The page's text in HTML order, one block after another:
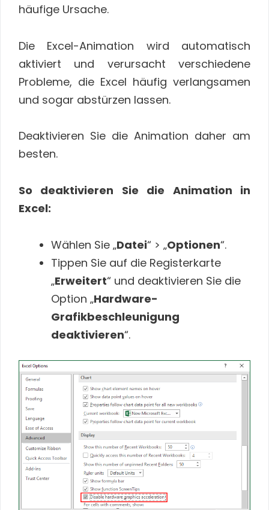
häufige Ursache.
Die Excel-Animation wird automatisch
aktiviert und verursacht verschiedene
Probleme, die Excel häufig verlangsamen
und sogar abstürzen lassen.
Deaktivieren Sie die Animation daher am
besten.
So deaktivieren Sie die Animation in
Excel:
Wählen Sie „Datei“ > „Optionen“.
Tippen Sie auf die Registerkarte
„Erweitert“ und deaktivieren Sie die
Option „Hardware-
Grafikbeschleunigung
deaktivieren“.